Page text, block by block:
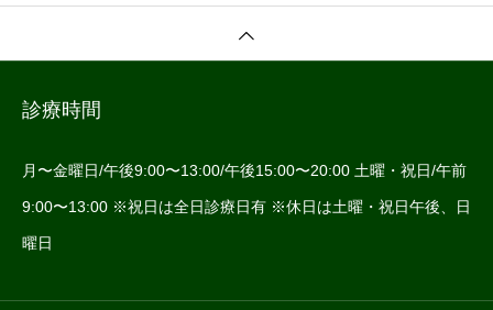
診療時間
月〜金曜日/午後9:00〜13:00/午後15:00〜20:00 土曜・祝日/午前
9:00〜13:00 ※祝日は全日診療日有 ※休日は土曜・祝日午後、日
曜日